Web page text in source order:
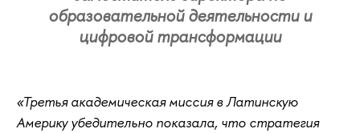
образовательной деятельности и
цифровой трансформации
«Третья академическая миссия в Латинскую
Америку убедительно показала, что стратегия